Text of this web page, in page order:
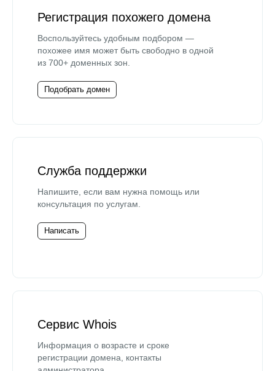
Регистрация похожего домена
Воспользуйтесь удобным подбором —
похожее имя может быть свободно в одной
из 700+ доменных зон.
Подобрать домен
Служба поддержки
Напишите, если вам нужна помощь или
консультация по услугам.
Написать
Сервис Whois
Информация о возрасте и сроке
регистрации домена, контакты